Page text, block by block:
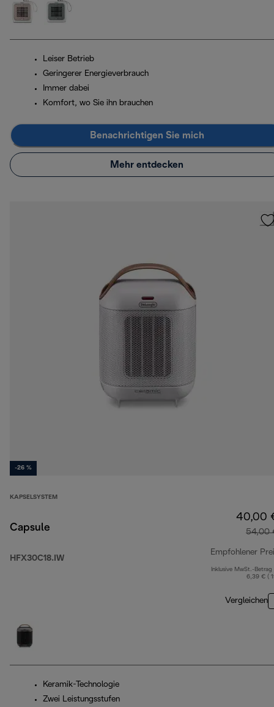
Leiser Betrieb
Geringerer Energieverbrauch
Immer dabei
Komfort, wo Sie ihn brauchen
Benachrichtigen Sie mich
Mehr entdecken
-26 %
KAPSELSYSTEM
Capsule
HFX30C18.IW
40,00
54,00
Empfohlener
Inklusive MwSt.-Betrag
6,39 € (
Vergleichen
Keramik-Technologie
Zwei Leistungsstufen